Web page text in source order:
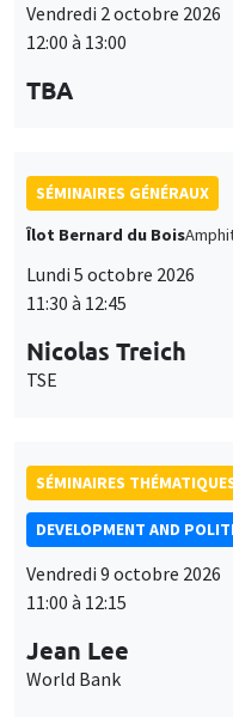
12:00 à 13:00
SÉMINAIRES GÉNÉRAUX
Îlot Bernard du Bois
11:30 à 12:45
TSE
SÉMINAIRES
DEVELOPMENT AND
Vendredi 9 octobre 2026
11:00 à 12:15
World Bank